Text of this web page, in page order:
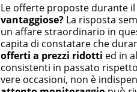
Le offerte proposte durante
vantaggiose? La risposta
un affare straordinario in
capita di constatare che
offerti a prezzi ridotti ed in
consistenti in passato
vere occasioni, non è